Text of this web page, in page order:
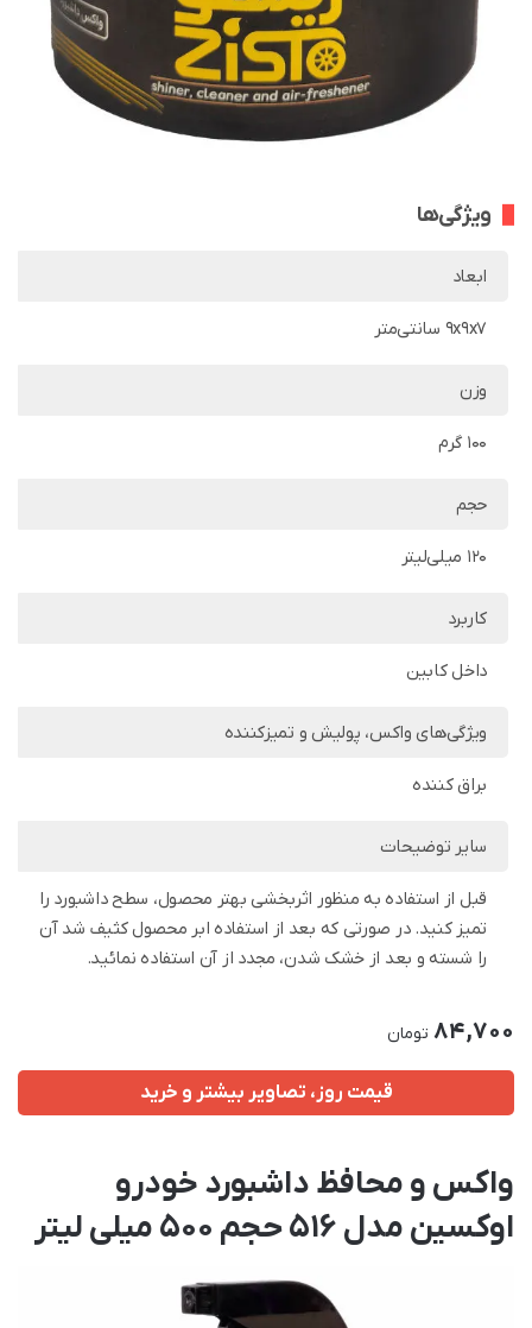
ویژگی‌ها
ابعاد
9x9x7 سانتی‌متر
وزن
100 گرم
حجم
120 میلی‌لیتر
کاربرد
داخل کابین
ویژگی‌های واکس، پولیش و تمیزکننده
براق کننده
سایر توضیحات
قبل از استفاده به منظور اثربخشی بهتر محصول، سطح داشبورد را
تمیز کنید. در صورتی که بعد از استفاده ابر محصول کثیف شد آن
را شسته و بعد از خشک شدن، مجدد از آن استفاده نمائید.
84,700 تومان
قیمت روز، تصاویر بیشتر و خرید
واکس و محافظ داشبورد خودرو
اوکسین مدل 516 حجم 500 میلی لیتر